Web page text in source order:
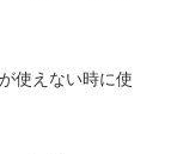
使えない時に使